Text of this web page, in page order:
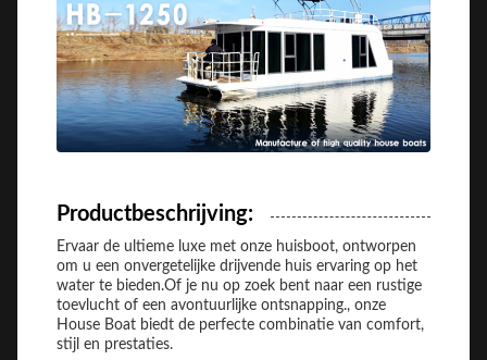
Productbeschrijving:
Ervaar de ultieme luxe met onze huisboot, ontworpen
om u een onvergetelijke drijvende huis ervaring op het
water te bieden.Of je nu op zoek bent naar een rustige
toevlucht of een avontuurlijke ontsnapping., onze
House Boat biedt de perfecte combinatie van comfort,
stijl en prestaties.